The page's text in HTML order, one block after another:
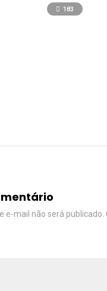
183
e-mail não será publicado.